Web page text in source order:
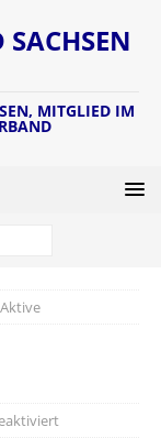
MITGLIED IM